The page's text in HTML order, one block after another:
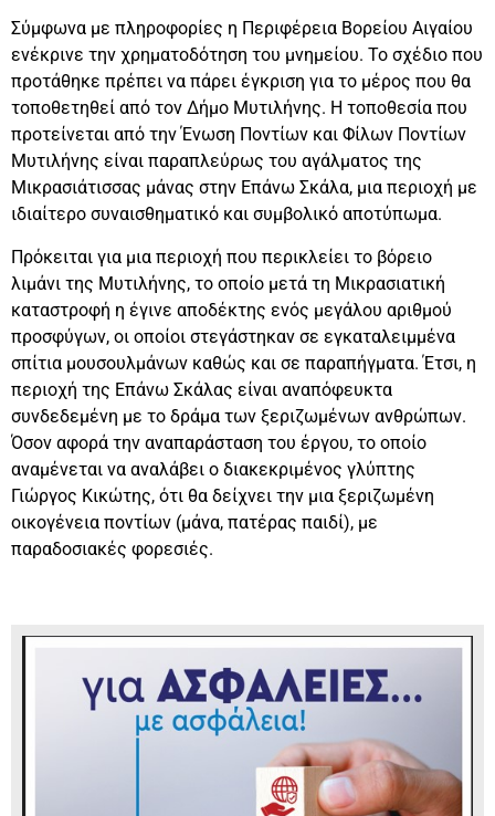
Σύμφωνα με πληροφορίες η Περιφέρεια Βορείου Αιγαίου
ενέκρινε την χρηματοδότηση του μνημείου. Το σχέδιο που
προτάθηκε πρέπει να πάρει έγκριση για το μέρος που θα
τοποθετηθεί από τον Δήμο Μυτιλήνης. Η τοποθεσία που
προτείνεται από την Ένωση Ποντίων και Φίλων Ποντίων
Μυτιλήνης είναι παραπλεύρως του αγάλματος της
Μικρασιάτισσας μάνας στην Επάνω Σκάλα, μια περιοχή με
ιδιαίτερο συναισθηματικό και συμβολικό αποτύπωμα.
Πρόκειται για μια περιοχή που περικλείει το βόρειο
λιμάνι της Μυτιλήνης, το οποίο μετά τη Μικρασιατική
καταστροφή η έγινε αποδέκτης ενός μεγάλου αριθμού
προσφύγων, οι οποίοι στεγάστηκαν σε εγκαταλειμμένα
σπίτια μουσουλμάνων καθώς και σε παραπήγματα. Έτσι, η
περιοχή της Επάνω Σκάλας είναι αναπόφευκτα
συνδεδεμένη με το δράμα των ξεριζωμένων ανθρώπων.
Όσον αφορά την αναπαράσταση του έργου, το οποίο
αναμένεται να αναλάβει ο διακεκριμένος γλύπτης
Γιώργος Κικώτης, ότι θα δείχνει την μια ξεριζωμένη
οικογένεια ποντίων (μάνα, πατέρας παιδί), με
παραδοσιακές φορεσιές.